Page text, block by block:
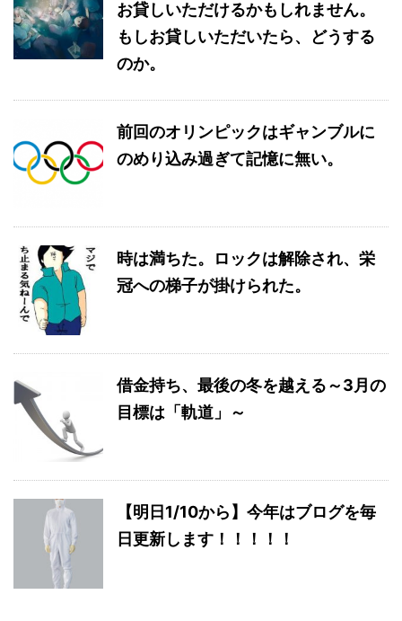
お貸しいただけるかもしれません。
もしお貸しいただいたら、どうする
のか。
前回のオリンピックはギャンブルに
のめり込み過ぎて記憶に無い。
時は満ちた。ロックは解除され、栄
冠への梯子が掛けられた。
借金持ち、最後の冬を越える～3月の
目標は「軌道」～
【明日1/10から】今年はブログを毎
日更新します！！！！！